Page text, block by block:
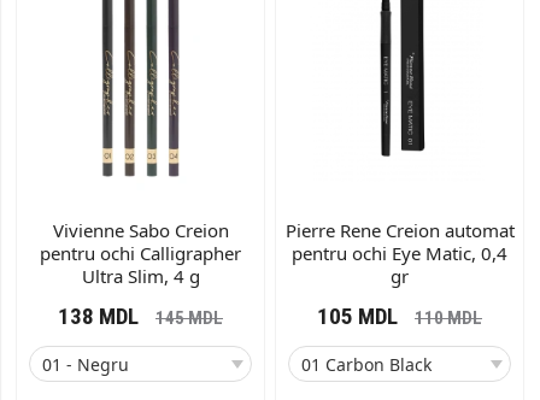
Vivienne Sabo Creion
pentru ochi Calligrapher
Ultra Slim, 4 g
138 MDL 145MDL
Pierre Rene Creion automat
pentru ochi Eye Matic, 0,4
gr
105 MDL 110MDL